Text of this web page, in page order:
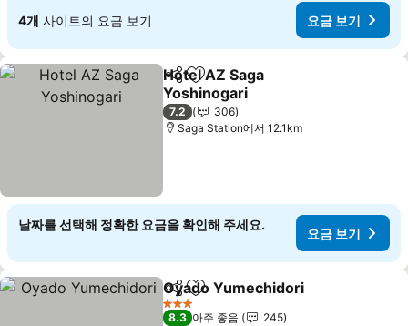
4개 사이트의 요금 보기 요금 보기
공유 즐겨찾기에 추가
Hotel AZ Saga
Yoshinogari
요금 보기
7.2
306
Saga Station에서 12.1km
날짜를 선택해 정확한 요금을 확인해 주세요.
요금 보기
공유 즐겨찾기에 추가
Oyado Yumechidori
3 성급
8.3 아주 좋음
245